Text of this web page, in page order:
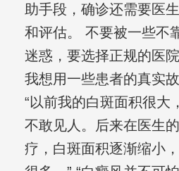
助手段，确诊还需要医
和评估。 不要被一些不
迷惑，要选择正规的医院
我想用一些患者的真实
“以前我的白斑面积很大
不敢见人。后来在医生
疗，白斑面积逐渐缩小